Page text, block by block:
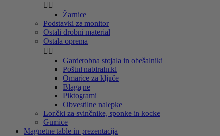
 
Žarnice
Podstavki za monitor
Ostali drobni material
Ostala oprema
 
Garderobna stojala in obešalniki
Poštni nabiralniki
Omarice za ključe
Blagajne
Piktogrami
Obvestilne nalepke
Lončki za svinčnike, sponke in kocke
Gumice
Magnetne table in prezentacija